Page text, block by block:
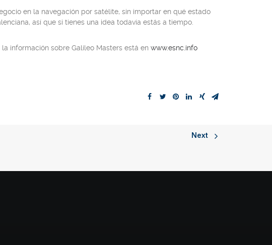
en la navegación por satélite, sin importar en qué estado
así que si tienes una idea todavía estás a tiempo.
información sobre Galileo Masters está en www.esnc.info
Next